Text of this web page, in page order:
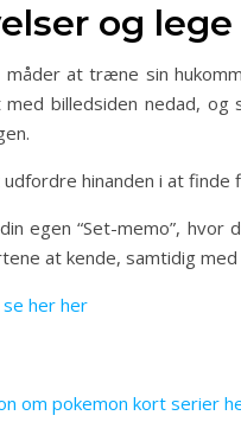
og
at træne sin
billedsiden nedad,
udfordre hinanden i at
egen “Set-memo”,
at kende, samtidig
her her
om pokemon kort serier